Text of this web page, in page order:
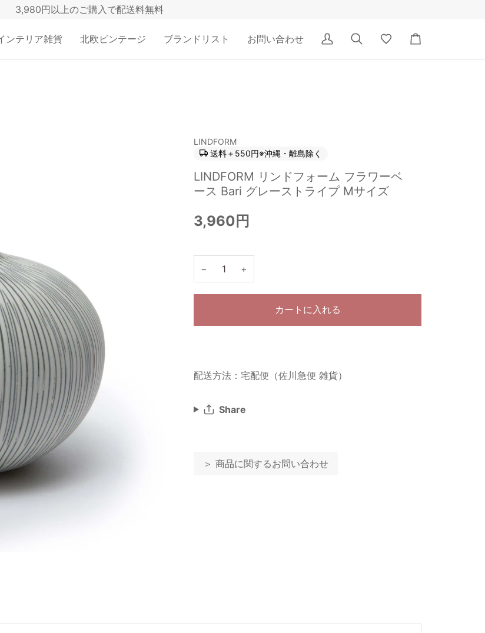
3,980円以上のご購入で配送料無料
ンテリア雑貨 北欧ビンテージ ブランドリスト お問い合わせ
ア
カ
検
索
Wishlist
カ
ー
LINDFORM
送料＋550円※沖縄・離島除く
LINDFORM リンドフォーム フラワーベ
ース Bari グレーストライプ Mサイズ
3,960円
− +
カートに入れる
配送方法：宅配便（佐川急便 雑貨）
Share
＞ 商品に関するお問い合わせ